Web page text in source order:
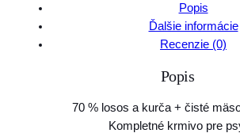
i
Popis
Ďalšie informácie
Recenzie (0)
Popis
70 % losos a kurča + čisté
Kompletné krmivo pre